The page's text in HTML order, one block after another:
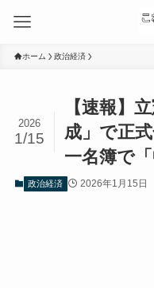
ホーム 政治経済
【速報】
成」で正
一名簿で
2026
1/15
政治経済 2026年1月15日